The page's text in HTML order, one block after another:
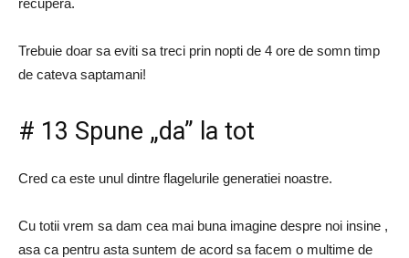
Trebuie doar sa eviti sa treci prin nopti de 4 ore de somn timp
de cateva saptamani!
# 13 Spune „da” la tot
Cred ca este unul dintre flagelurile generatiei noastre.
Cu totii vrem sa dam cea mai buna imagine despre noi insine ,
asa ca pentru asta suntem de acord sa facem o multime de